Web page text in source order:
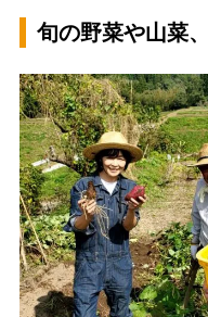
旬の野菜や山菜